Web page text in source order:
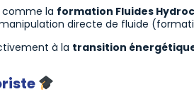
comme la formation Fluides
directe de fluide
à la transition